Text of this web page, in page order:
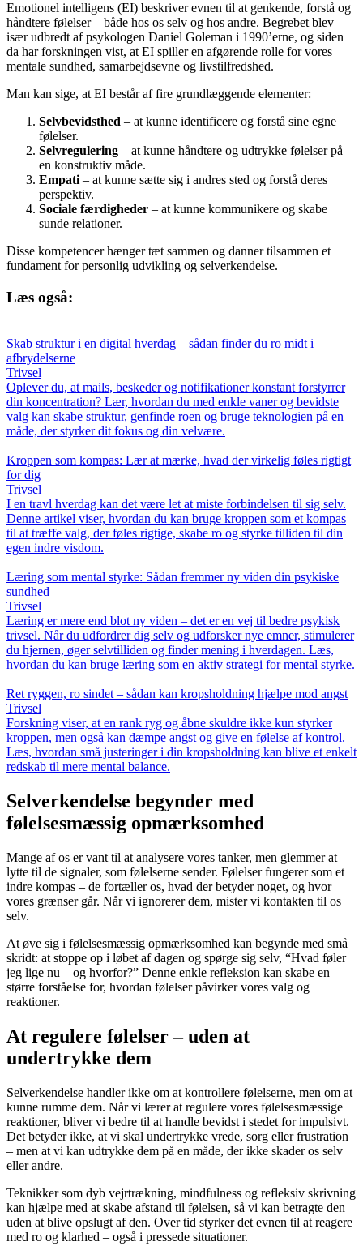
Emotionel intelligens (EI) beskriver evnen til at genkende, forstå og
håndtere følelser – både hos os selv og hos andre. Begrebet blev
især udbredt af psykologen Daniel Goleman i 1990’erne, og siden
da har forskningen vist, at EI spiller en afgørende rolle for vores
mentale sundhed, samarbejdsevne og livstilfredshed.
Man kan sige, at EI består af fire grundlæggende elementer:
Selvbevidsthed – at kunne identificere og forstå sine egne
følelser.
Selvregulering – at kunne håndtere og udtrykke følelser på
en konstruktiv måde.
Empati– at kunne sætte sig i andres sted og forstå deres
perspektiv.
Sociale færdigheder – at kunne kommunikere og skabe
sunde relationer.
Disse kompetencer hænger tæt sammen og danner tilsammen et
fundament for personlig udvikling og selverkendelse.
Læs også:
Skab struktur i en digital hverdag – sådan finder du ro midt i
afbrydelserne
Trivsel
Oplever du, at mails, beskeder og notifikationer konstant forstyrrer
din koncentration? Lær, hvordan du med enkle vaner og bevidste
valg kan skabe struktur, genfinde roen og bruge teknologien på en
måde, der styrker dit fokus og din velvære.
Kroppen som kompas: Lær at mærke, hvad der virkelig føles rigtigt
for dig
Trivsel
I en travl hverdag kan det være let at miste forbindelsen til sig selv.
Denne artikel viser, hvordan du kan bruge kroppen som et kompas
til at træffe valg, der føles rigtige, skabe ro og styrke tilliden til din
egen indre visdom.
Læring som mental styrke: Sådan fremmer ny viden din psykiske
sundhed
Trivsel
Læring er mere end blot ny viden – det er en vej til bedre psykisk
trivsel. Når du udfordrer dig selv og udforsker nye emner, stimulerer
du hjernen, øger selvtilliden og finder mening i hverdagen. Læs,
hvordan du kan bruge læring som en aktiv strategi for mental styrke.
Ret ryggen, ro sindet – sådan kan kropsholdning hjælpe mod angst
Trivsel
Forskning viser, at en rank ryg og åbne skuldre ikke kun styrker
kroppen, men også kan dæmpe angst og give en følelse af kontrol.
Læs, hvordan små justeringer i din kropsholdning kan blive et enkelt
redskab til mere mental balance.
Selverkendelse begynder med
følelsesmæssig opmærksomhed
Mange af os er vant til at analysere vores tanker, men glemmer at
lytte til de signaler, som følelserne sender. Følelser fungerer som et
indre kompas – de fortæller os, hvad der betyder noget, og hvor
vores grænser går. Når vi ignorerer dem, mister vi kontakten til os
selv.
At øve sig i følelsesmæssig opmærksomhed kan begynde med små
skridt: at stoppe op i løbet af dagen og spørge sig selv, “Hvad føler
jeg lige nu – og hvorfor?” Denne enkle refleksion kan skabe en
større forståelse for, hvordan følelser påvirker vores valg og
reaktioner.
At regulere følelser – uden at
undertrykke dem
Selverkendelse handler ikke om at kontrollere følelserne, men om at
kunne rumme dem. Når vi lærer at regulere vores følelsesmæssige
reaktioner, bliver vi bedre til at handle bevidst i stedet for impulsivt.
Det betyder ikke, at vi skal undertrykke vrede, sorg eller frustration
– men at vi kan udtrykke dem på en måde, der ikke skader os selv
eller andre.
Teknikker som dyb vejrtrækning, mindfulness og refleksiv skrivning
kan hjælpe med at skabe afstand til følelsen, så vi kan betragte den
uden at blive opslugt af den. Over tid styrker det evnen til at reagere
med ro og klarhed – også i pressede situationer.